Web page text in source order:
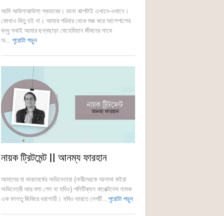
আমি আউলাঝাউলা স্বভাবের। ডানা ঝাপটাই এখানে-ওখানে।
কোথাও থিতু হই না। আমার পরিবার থেকে শুরু করে আশেপাশের
বন্ধু সবাই আমার ছন্নছাড়া বোহেমিয়ান জীবনের সাথে
অ... পুরোটা পড়ুন
নায়ক ট্রিটমেন্ট || আনম্য ফারহান
আমাদের বা ভারতবর্ষের অভিনেতারা (নারীদেরকে আলাদা কইরা
অভিনেত্রী আর বলা গেল না যদিও) পলিটিক্যল কারেক্টনেস নামক
এক ফালতু জিকিরে ধরাশায়ী। যদিও ভারতে নেপটি... পুরোটা পড়ুন